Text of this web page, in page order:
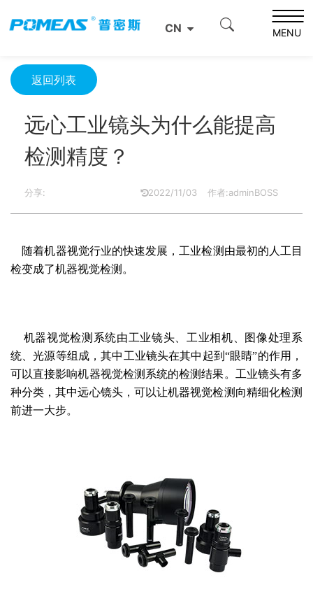
CN MENU
远心工业镜头为什么能提高检测精度？
返回列表
远心工业镜头为什么能提高
检测精度？
分享: 2022/11/03 作者:adminBOSS
随着机器视觉行业的快速发展，工业检测由最初的人工目
检变成了机器视觉检测。
机器视觉检测系统由工业镜头、工业相机、图像处理系
统、光源等组成，其中工业镜头在其中起到 “眼睛”的作用，
可以直接影响机器视觉检测系统的检测结果。工业镜头有多
种分类，其中远心镜头，可以让机器视觉检测向精细化检测
前进一大步。